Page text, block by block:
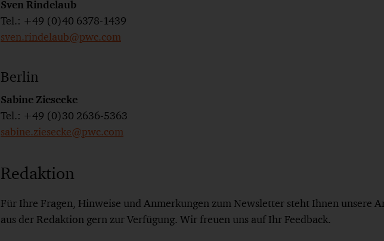
Sven Rindelaub
Tel.: +49 (0)40 6378-1439
sven.rindelaub@pwc.com
Berlin
Sabine Ziesecke
Tel.: +49 (0)30 2636-5363
sabine.ziesecke@pwc.com
Redaktion
Für Ihre Fragen, Hinweise und Anmerkungen zum Newsletter steht Ihnen unsere
aus der Redaktion gern zur Verfügung. Wir freuen uns auf Ihr Feedback.